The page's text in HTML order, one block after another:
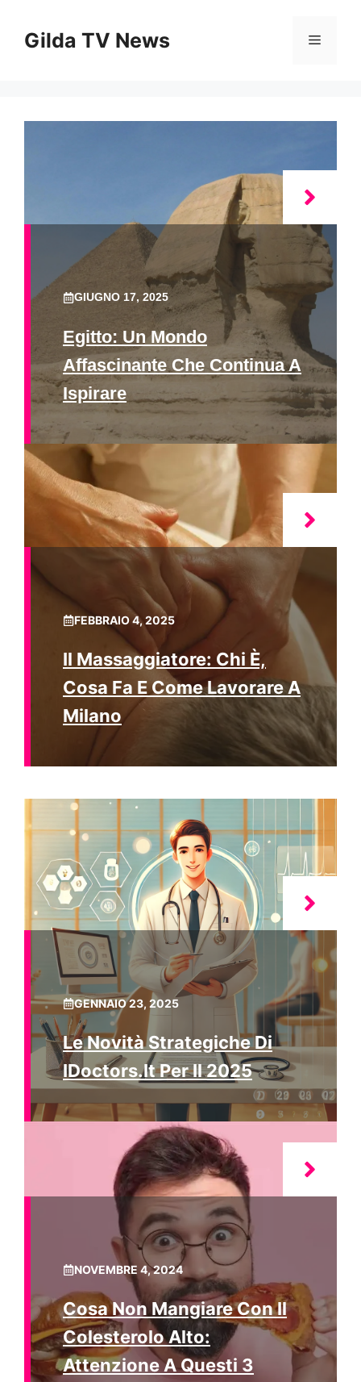
contenuto
Gilda TV News Menu
GIUGNO 17, 2025
Egitto: Un Mondo
Affascinante Che Continua A
Ispirare
FEBBRAIO 4, 2025
Il Massaggiatore: Chi È,
Cosa Fa E Come Lavorare A
Milano
GENNAIO 23, 2025
Le Novità Strategiche Di
IDoctors.it Per Il 2025
NOVEMBRE 4, 2024
Cosa Non Mangiare Con Il
Colesterolo Alto:
Attenzione A Questi 3